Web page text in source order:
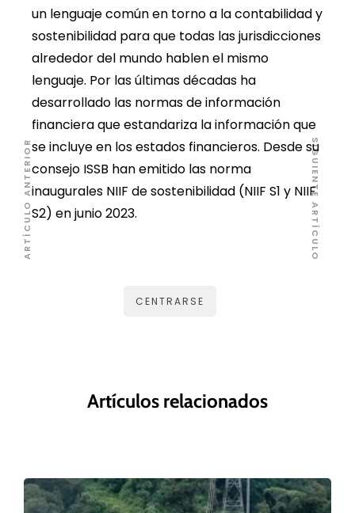
un lenguaje común en torno a la contabilidad y
sostenibilidad para que todas las jurisdicciones
alrededor del mundo hablen el mismo
lenguaje. Por las últimas décadas ha
desarrollado las normas de información
financiera que estandariza la información que
se incluye en los estados financieros. Desde su
consejo ISSB han emitido las norma
inaugurales NIIF de sostenibilidad (NIIF S1 y NIIF
S2) en junio 2023.
CENTRARSE
Artículos relacionados
ARTÍCULO ANTERIOR SIGUIENTE ARTÍCULO